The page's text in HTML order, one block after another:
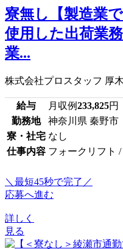
寮無し【製造業
使用した出荷業
業...
株式会社プロスタッフ 厚
給与 月収例233,825円
勤務地
神奈川県 秦野市
寮・社宅 なし
仕事内容 フォークリフト
＼最短45秒で完了／
応募へ進む
詳しく
見る